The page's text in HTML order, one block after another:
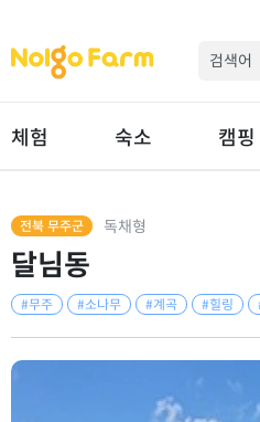
체험 숙소 캠핑
전북 무주군 독채형
달님동
#무주 #소나무 #계곡 #힐링